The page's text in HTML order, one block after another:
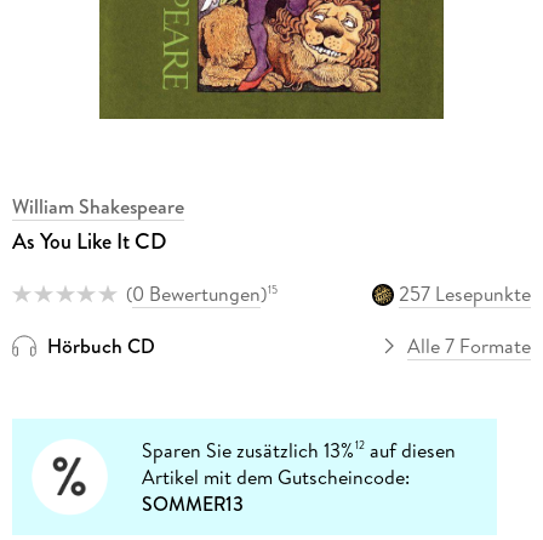
William Shakespeare
As You Like It CD
(0 Bewertungen)15
257 Lesepunkte
Hörbuch CD
Alle 7 Formate
Sparen Sie zusätzlich 13%12 auf diesen
Artikel mit dem Gutscheincode:
SOMMER13